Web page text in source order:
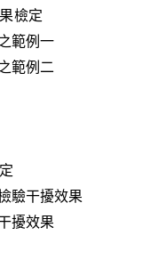
檢定
範例一
範例二
驗干擾效果
擾效果